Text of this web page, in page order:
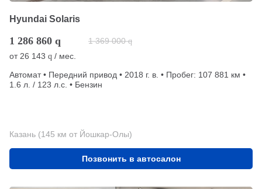
Hyundai Solaris
1 286 860 q 1 369 000 q
от26 143 q / мес.
Автомат • Передний привод • 2018 г. в. • Пробег: 107 881 км •
1.6 л. / 123 л.с. • Бензин
Казань (145 км от Йошкар-Олы)
Позвонить в автосалон